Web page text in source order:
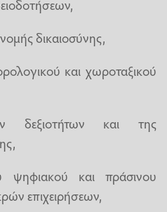
δικαιοσύνης,
και χωροταξικού
δεξιοτήτων και της
ψηφιακού και πράσινου
επιχειρήσεων,